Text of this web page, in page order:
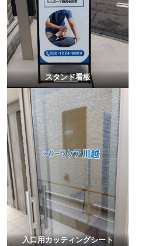
スタンド看板
入口用カッティングシート